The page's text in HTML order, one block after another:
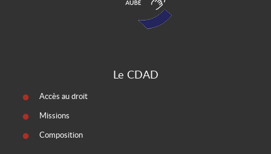
Le CDAD
Accès au droit
Missions
Composition